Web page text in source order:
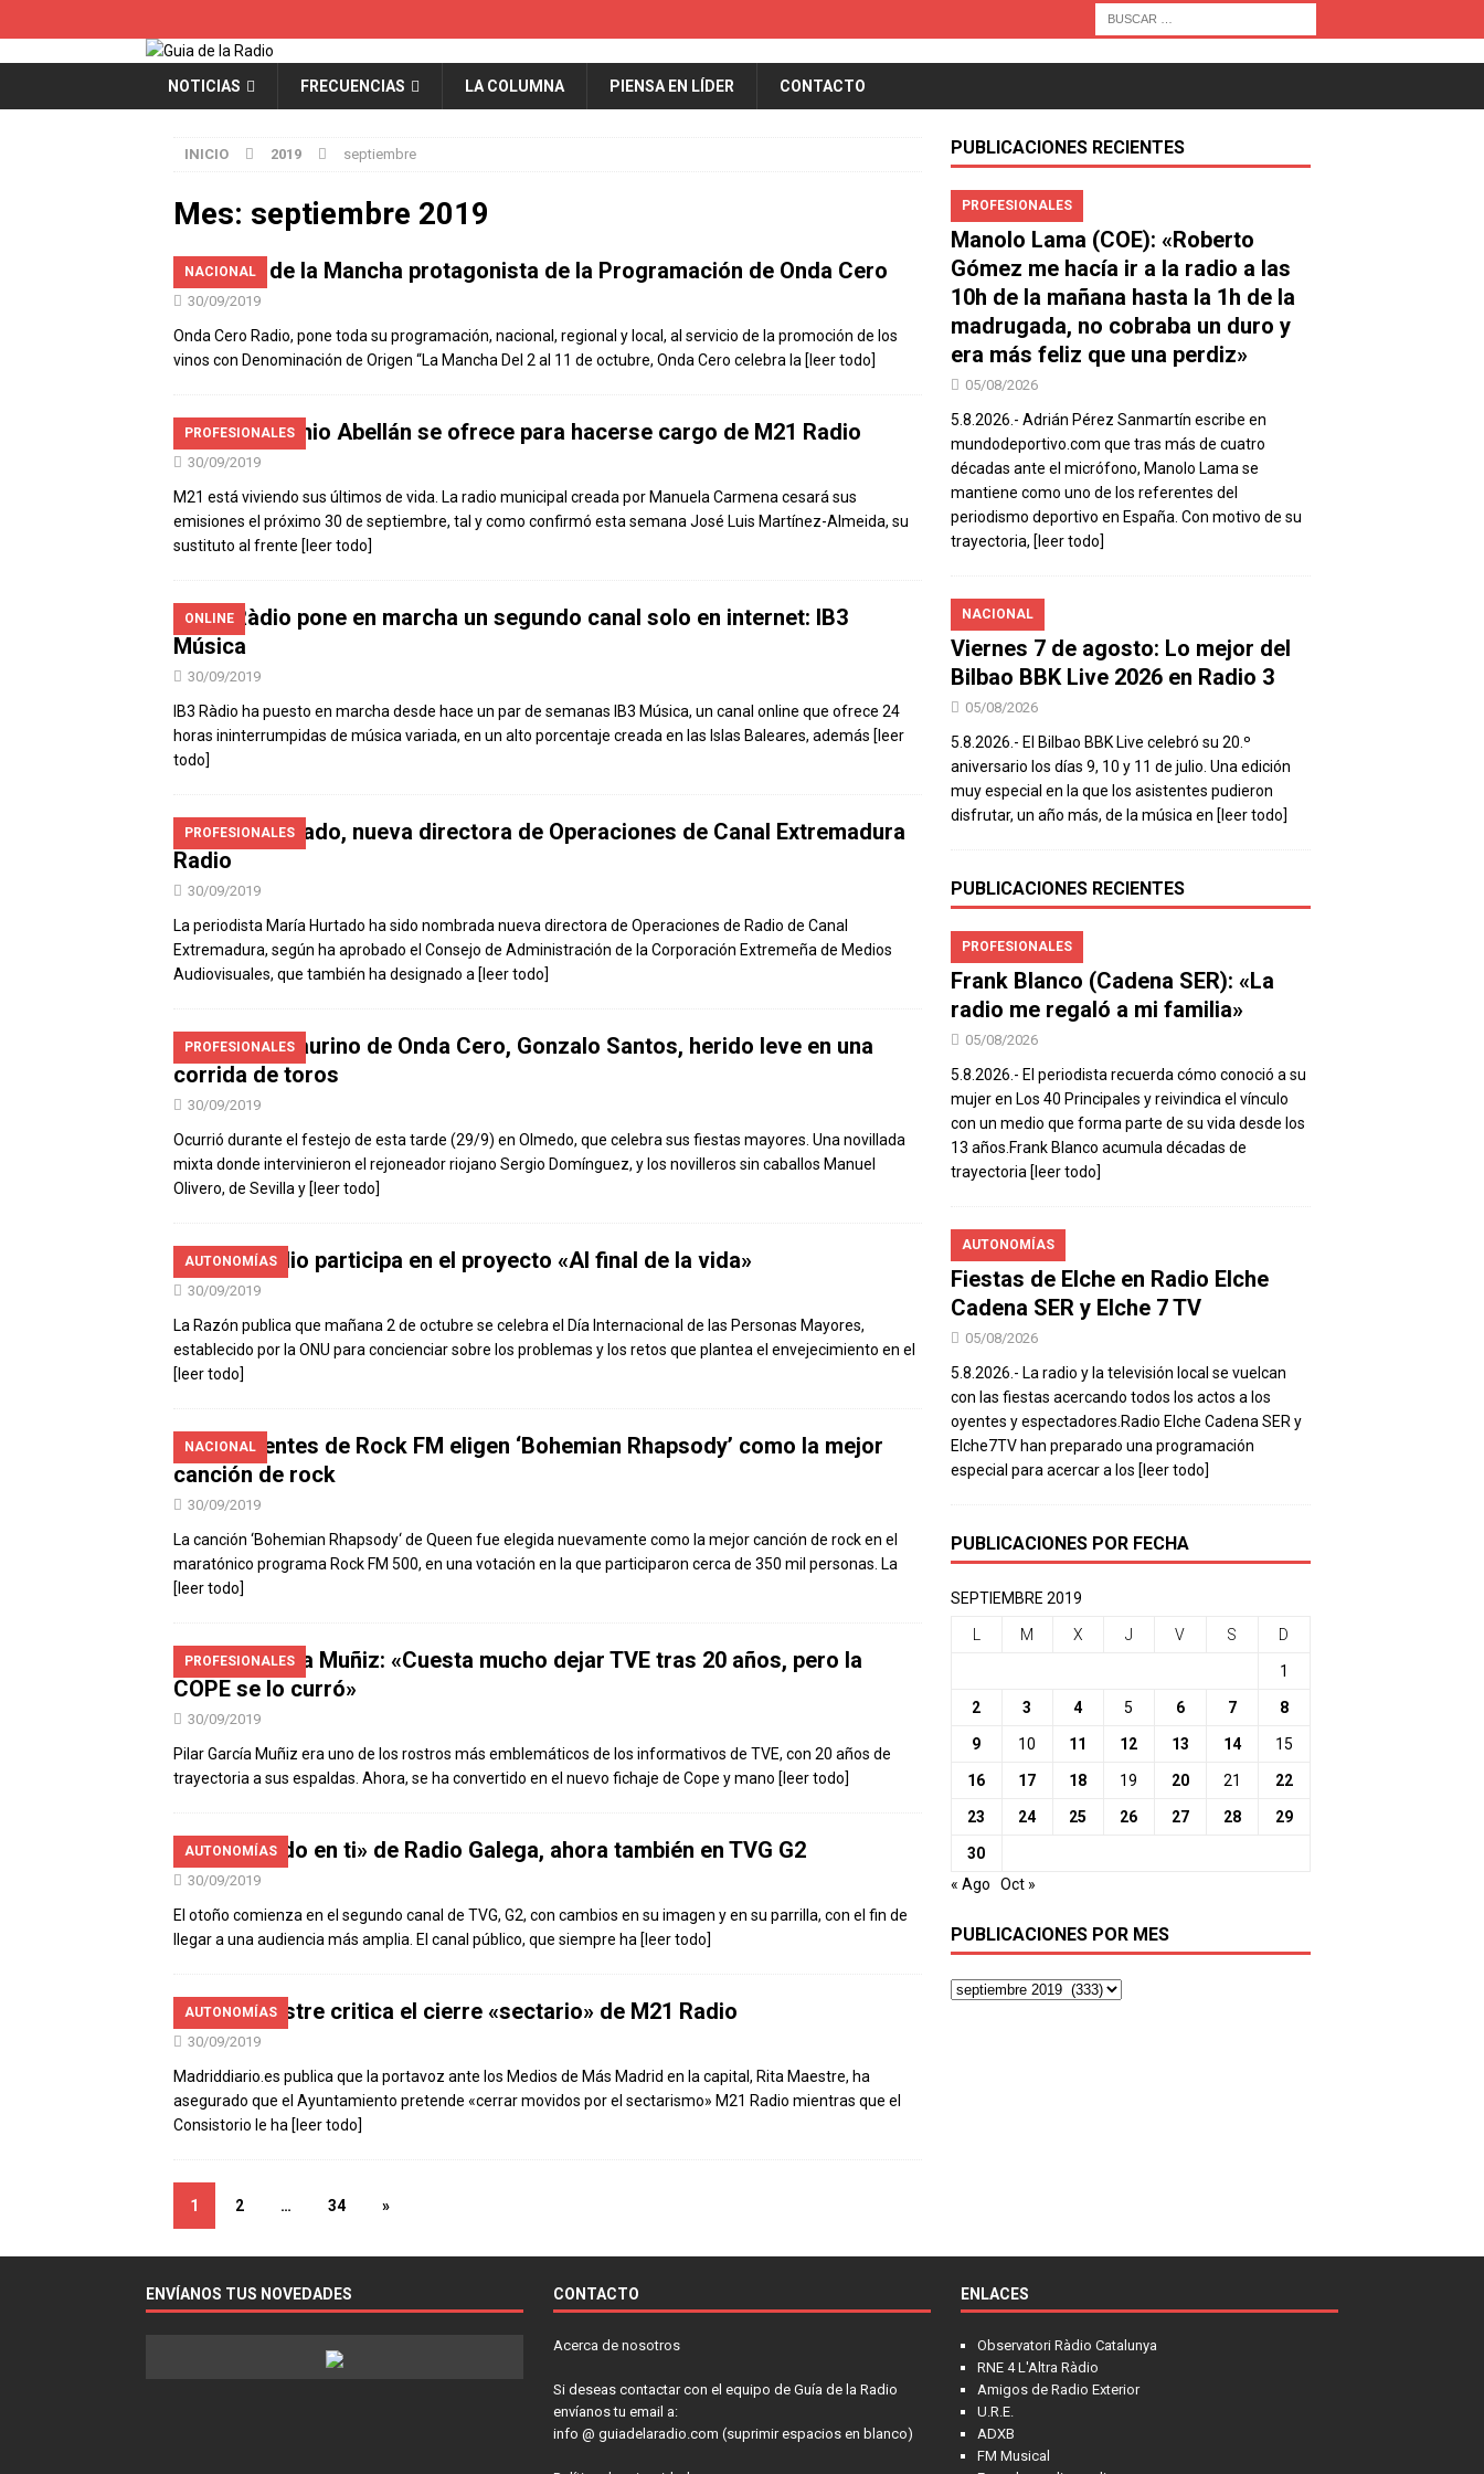
NOTICIAS FRECUENCIAS LA COLUMNA PIENSA EN LÍDER CONTACTO
INICIO 2019 septiembre
Mes: septiembre 2019
NACIONAL
El Vino de la Mancha protagonista de la Programación de Onda Cero
30/09/2019
Onda Cero Radio, pone toda su programación, nacional, regional y local, al servicio de la promoción de los
vinos con Denominación de Origen “La Mancha Del 2 al 11 de octubre, Onda Cero celebra la [leer todo]
PROFESIONALES
José Antonio Abellán se ofrece para hacerse cargo de M21 Radio
30/09/2019
M21 está viviendo sus últimos de vida. La radio municipal creada por Manuela Carmena cesará sus
emisiones el próximo 30 de septiembre, tal y como confirmó esta semana José Luis Martínez-Almeida, su
sustituto al frente [leer todo]
ONLINE
IB3 Ràdio pone en marcha un segundo canal solo en internet: IB3
Música
30/09/2019
IB3 Ràdio ha puesto en marcha desde hace un par de semanas IB3 Música, un canal online que ofrece 24
horas ininterrumpidas de música variada, en un alto porcentaje creada en las Islas Baleares, además [leer
todo]
PROFESIONALES
María Hurtado, nueva directora de Operaciones de Canal Extremadura
Radio
30/09/2019
La periodista María Hurtado ha sido nombrada nueva directora de Operaciones de Radio de Canal
Extremadura, según ha aprobado el Consejo de Administración de la Corporación Extremeña de Medios
Audiovisuales, que también ha designado a [leer todo]
PROFESIONALES
El crítico taurino de Onda Cero, Gonzalo Santos, herido leve en una
corrida de toros
30/09/2019
Ocurrió durante el festejo de esta tarde (29/9) en Olmedo, que celebra sus fiestas mayores. Una novillada
mixta donde intervinieron el rejoneador riojano Sergio Domínguez, y los novilleros sin caballos Manuel
Olivero, de Sevilla y [leer todo]
AUTONOMÍAS
OMC Radio participa en el proyecto «Al final de la vida»
30/09/2019
La Razón publica que mañana 2 de octubre se celebra el Día Internacional de las Personas Mayores,
establecido por la ONU para concienciar sobre los problemas y los retos que plantea el envejecimiento en el
[leer todo]
NACIONAL
Los oyentes de Rock FM eligen ‘Bohemian Rhapsody’ como la mejor
canción de rock
30/09/2019
La canción ‘Bohemian Rhapsody‘ de Queen fue elegida nuevamente como la mejor canción de rock en el
maratónico programa Rock FM 500, en una votación en la que participaron cerca de 350 mil personas. La
[leer todo]
PROFESIONALES
Pilar García Muñiz: «Cuesta mucho dejar TVE tras 20 años, pero la
COPE se lo curró»
30/09/2019
Pilar García Muñiz era uno de los rostros más emblemáticos de los informativos de TVE, con 20 años de
trayectoria a sus espaldas. Ahora, se ha convertido en el nuevo fichaje de Cope y mano [leer todo]
AUTONOMÍAS
«Pensando en ti» de Radio Galega, ahora también en TVG G2
30/09/2019
El otoño comienza en el segundo canal de TVG, G2, con cambios en su imagen y en su parrilla, con el fin de
llegar a una audiencia más amplia. El canal público, que siempre ha [leer todo]
AUTONOMÍAS
Rita Maestre critica el cierre «sectario» de M21 Radio
30/09/2019
Madriddiario.es publica que la portavoz ante los Medios de Más Madrid en la capital, Rita Maestre, ha
asegurado que el Ayuntamiento pretende «cerrar movidos por el sectarismo» M21 Radio mientras que el
Consistorio le ha [leer todo]
1 2 … 34 »
PUBLICACIONES RECIENTES
PROFESIONALES
Manolo Lama (COE): «Roberto
Gómez me hacía ir a la radio a las
10h de la mañana hasta la 1h de la
madrugada, no cobraba un duro y
era más feliz que una perdiz»
05/08/2026
5.8.2026.- Adrián Pérez Sanmartín escribe en
mundodeportivo.com que tras más de cuatro
décadas ante el micrófono, Manolo Lama se
mantiene como uno de los referentes del
periodismo deportivo en España. Con motivo de su
trayectoria, [leer todo]
NACIONAL
Viernes 7 de agosto: Lo mejor del
Bilbao BBK Live 2026 en Radio 3
05/08/2026
5.8.2026.- El Bilbao BBK Live celebró su 20.º
aniversario los días 9, 10 y 11 de julio. Una edición
muy especial en la que los asistentes pudieron
disfrutar, un año más, de la música en [leer todo]
PUBLICACIONES RECIENTES
PROFESIONALES
Frank Blanco (Cadena SER): «La
radio me regaló a mi familia»
05/08/2026
5.8.2026.- El periodista recuerda cómo conoció a su
mujer en Los 40 Principales y reivindica el vínculo
con un medio que forma parte de su vida desde los
13 años.Frank Blanco acumula décadas de
trayectoria [leer todo]
AUTONOMÍAS
Fiestas de Elche en Radio Elche
Cadena SER y Elche 7 TV
05/08/2026
5.8.2026.- La radio y la televisión local se vuelcan
con las fiestas acercando todos los actos a los
oyentes y espectadores.Radio Elche Cadena SER y
Elche7TV han preparado una programación
especial para acercar a los [leer todo]
PUBLICACIONES POR FECHA
SEPTIEMBRE 2019
M X J V S D
1
2 3 4 5 6 7 8
9 10 11 12 13 14 15
16 17 18 19 20 21 22
23 24 25 26 27 28 29
30
« Ago
Oct »
PUBLICACIONES POR MES
ENVÍANOS TUS NOVEDADES CONTACTO
Acerca de nosotros
Si deseas contactar con el equipo de Guía de la Radio
envíanos tu email a:
info @ guiadelaradio.com (suprimir espacios en blanco)
ENLACES
Observatori Ràdio Catalunya
RNE 4 L'Altra Ràdio
Amigos de Radio Exterior
U.R.E.
ADXB
FM Musical